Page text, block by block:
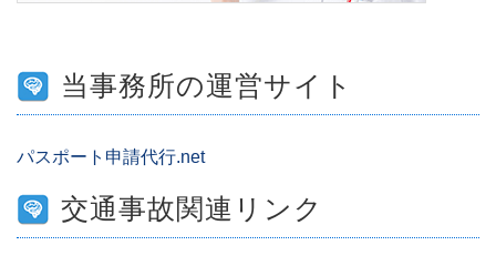
当事務所の運営サイト
パスポート申請代行.net
交通事故関連リンク